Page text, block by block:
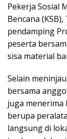
Pekerja Sosial
Bencana
pendamping
peserta
sisa material
Selain
bersama
juga menerima
berupa
langsung di